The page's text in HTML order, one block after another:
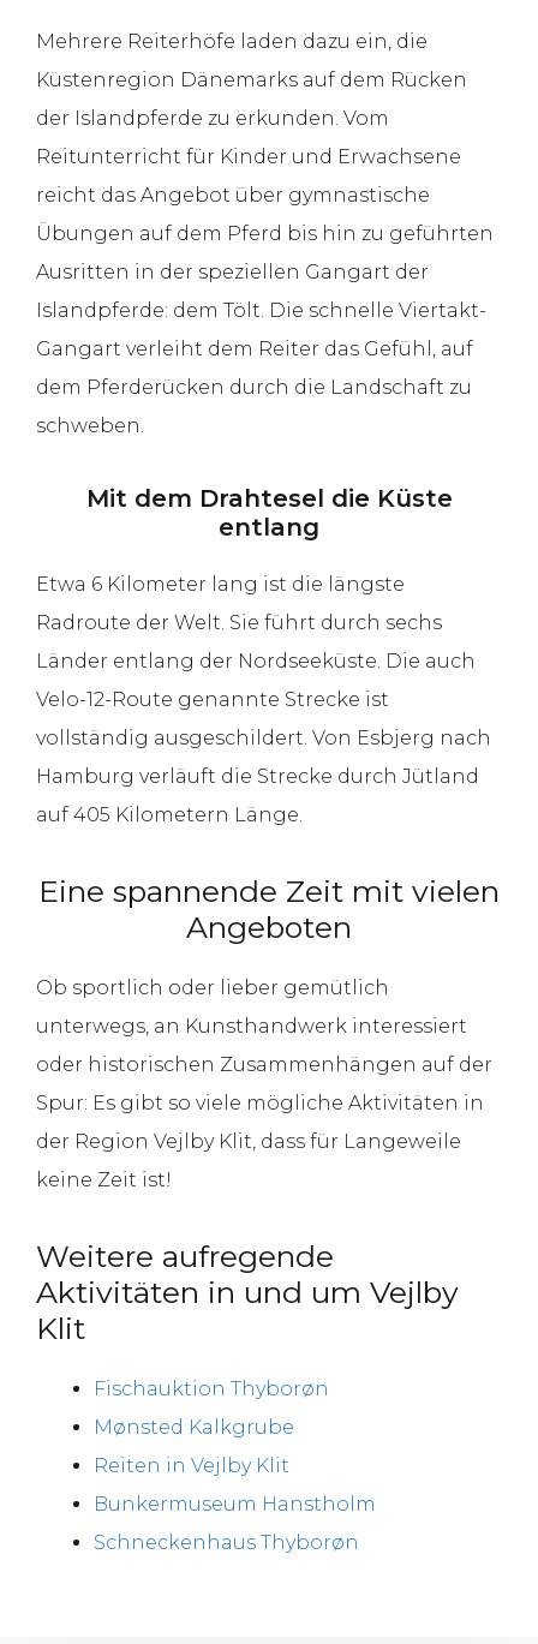
Mehrere Reiterhöfe laden dazu ein, die
Küstenregion Dänemarks auf dem Rücken
der Islandpferde zu erkunden. Vom
Reitunterricht für Kinder und Erwachsene
reicht das Angebot über gymnastische
Übungen auf dem Pferd bis hin zu geführten
Ausritten in der speziellen Gangart der
Islandpferde: dem Tölt. Die schnelle Viertakt-
Gangart verleiht dem Reiter das Gefühl, auf
dem Pferderücken durch die Landschaft zu
schweben.
Mit dem Drahtesel die Küste
entlang
Etwa 6 Kilometer lang ist die längste
Radroute der Welt. Sie führt durch sechs
Länder entlang der Nordseeküste. Die auch
Velo-12-Route genannte Strecke ist
vollständig ausgeschildert. Von Esbjerg nach
Hamburg verläuft die Strecke durch Jütland
auf 405 Kilometern Länge.
Eine spannende Zeit mit vielen
Angeboten
Ob sportlich oder lieber gemütlich
unterwegs, an Kunsthandwerk interessiert
oder historischen Zusammenhängen auf der
Spur: Es gibt so viele mögliche Aktivitäten in
der Region Vejlby Klit, dass für Langeweile
keine Zeit ist!
Weitere aufregende
Aktivitäten in und um Vejlby
Klit
Fischauktion Thyborøn
Mønsted Kalkgrube
Reiten in Vejlby Klit
Bunkermuseum Hanstholm
Schneckenhaus Thyborøn